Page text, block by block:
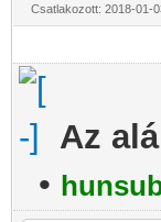
Csatlakozott: 2018-01-
Az
•